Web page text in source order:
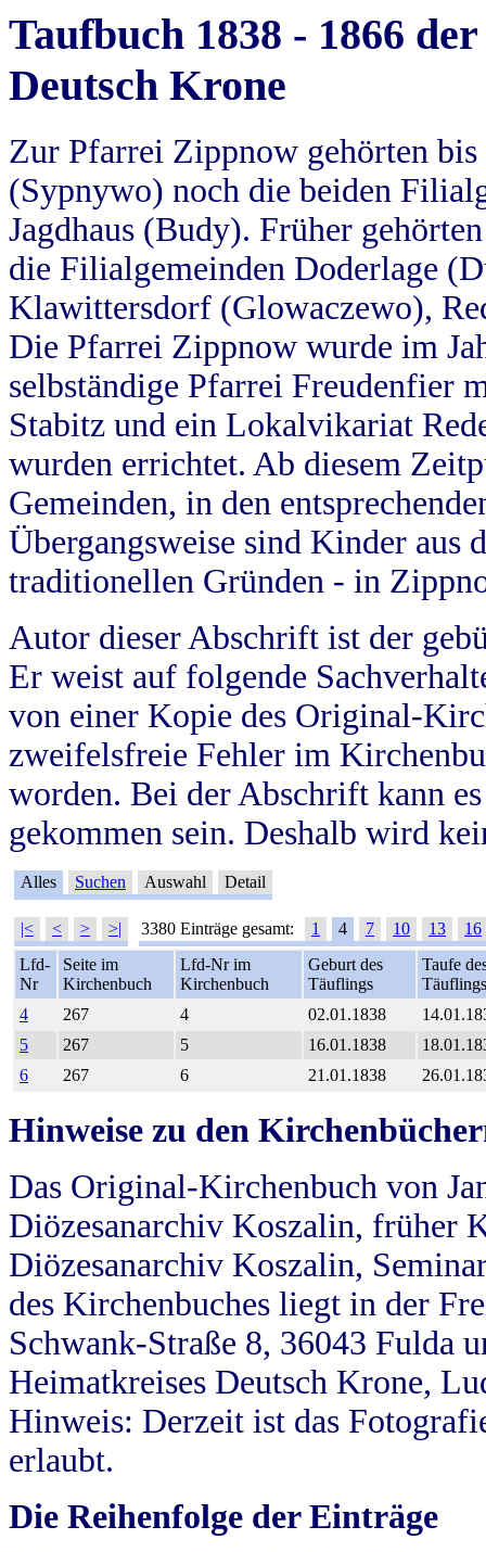
Taufbuch 1838 - 1866
Deutsch Krone
Zur Pfarrei Zippnow gehörten
(Sypnywo) noch die beiden
Jagdhaus (Budy). Früher
die Filialgemeinden Doderlage
Klawittersdorf (Glowaczewo),
Die Pfarrei Zippnow wurde im
selbständige Pfarrei Freudenfier
Stabitz und ein Lokalvikariat
wurden errichtet. Ab diesem
Gemeinden, in den
Übergangsweise sind Kinder aus
traditionellen Gründen - in
Autor dieser Abschrift ist der
Er weist auf folgende
von einer Kopie des Original-
zweifelsfreie Fehler im
worden. Bei der Abschrift kann
gekommen sein. Deshalb wird
Alles Suchen Auswahl Detail
|< < > >| 3380 Einträge gesamt: 1 4 7 10 13
16
Lfd-
Nr
Seite im
Kirchenbuch
Lfd-Nr im
Kirchenbuch
Geburt des
Täuflings
Taufe
Täuflings
4
267 4 02.01.1838
5
267 5 16.01.1838
6
267 6 21.01.1838
Hinweise zu den
Das Original-Kirchenbuch von
Diözesanarchiv Koszalin, früher
Diözesanarchiv Koszalin,
des Kirchenbuches liegt in der
Schwank-Straße 8, 36043 Fulda
Heimatkreises Deutsch Krone,
Hinweis: Derzeit ist das
erlaubt.
Die Reihenfolge der Einträge